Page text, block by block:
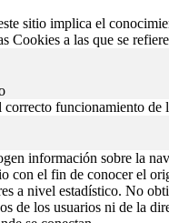
sitio implica el
Cookies a las que se
correcto funcionamiento de
información sobre la
con el fin de conocer el
a nivel estadístico. No
de los usuarios ni de la